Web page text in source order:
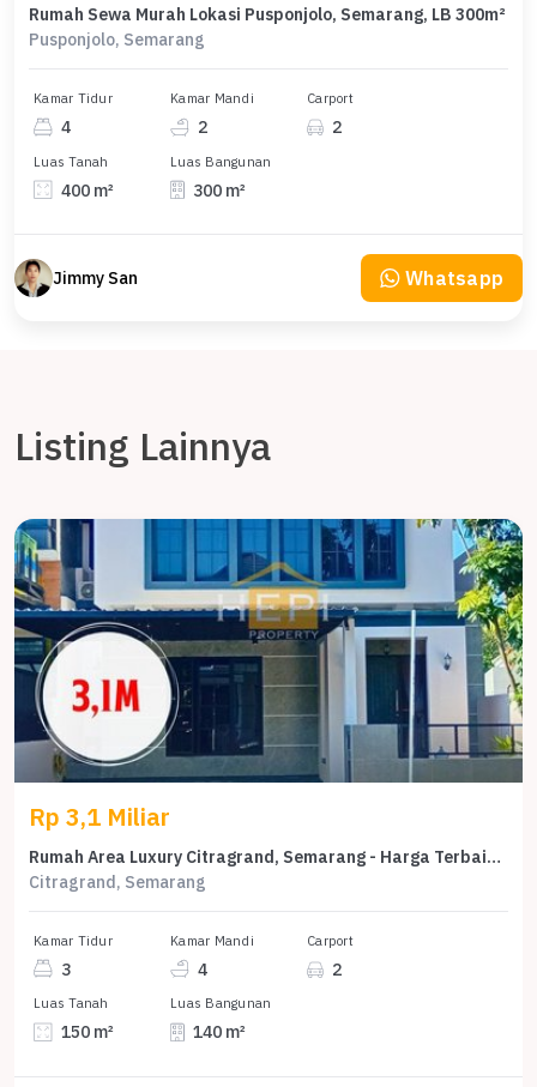
Rumah Sewa Murah Lokasi Pusponjolo, Semarang, LB 300m²
Pusponjolo, Semarang
Kamar Tidur
4
Kamar Mandi
2
Carport
2
Luas Tanah
400 m²
Luas Bangunan
300 m²
Jimmy San Whatsapp
Listing Lainnya
Rp 3,1 Miliar
Rumah Area Luxury Citragrand, Semarang - Harga Terbaik 3,1 Miliar
Citragrand, Semarang
Kamar Tidur
3
Kamar Mandi
4
Carport
2
Luas Tanah
150 m²
Luas Bangunan
140 m²